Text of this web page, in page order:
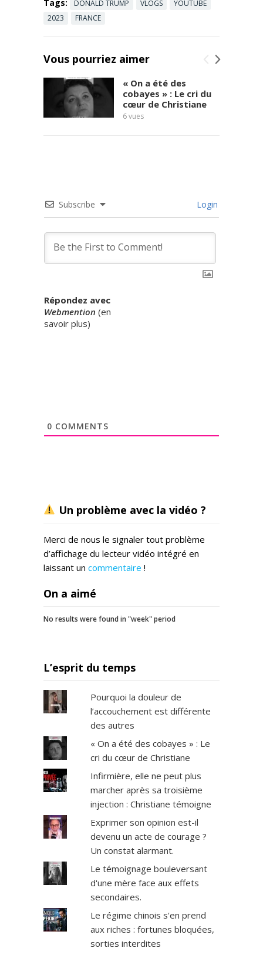
Tags: DONALD TRUMP VLOGS
YOUTUBE
2023
FRANCE
Vous pourriez aimer
« On a été des
cobayes » : Le cri du
cœur de Christiane
6vues
Subscribe Login
Répondez avec
Webmention (en
savoir plus)
0 COMMENTS
Un problème avec la vidéo ?
Merci de nous le signaler tout problème
d’affichage du lecteur vidéo intégré en
laissant un commentaire !
On a aimé
No results were found in "week" period
L’esprit du temps
Pourquoi la douleur de
l’accouchement est différente
des autres
« On a été des cobayes » : Le
cri du cœur de Christiane
Infirmière, elle ne peut plus
marcher après sa troisième
injection : Christiane témoigne
Exprimer son opinion est-il
devenu un acte de courage ?
Un constat alarmant.
Le témoignage bouleversant
d'une mère face aux effets
secondaires.
Le régime chinois s'en prend
aux riches : fortunes bloquées,
sorties interdites